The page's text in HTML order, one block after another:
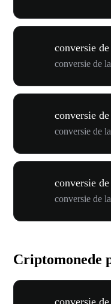
conversie
conversie de
conversie
conversie de
conversie
conversie de
Criptomonede
conversie